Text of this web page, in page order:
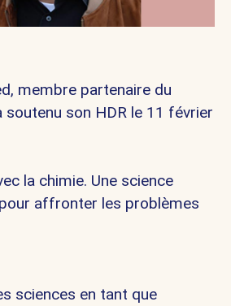
, membre partenaire du
soutenu son HDR le 11 février
la chimie. Une science
affronter les problèmes
sciences en tant que